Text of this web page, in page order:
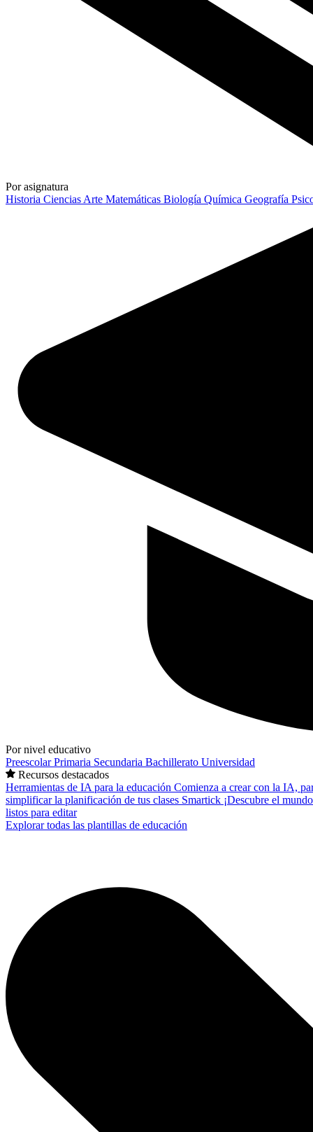
Por asignatura
Historia Ciencias Arte Matemáticas Biología Química Geografía
Por nivel educativo
PreescolarPrimaria Secundaria Bachillerato Universidad
Recursos destacados
Herramientas de IA para la educación Comienza a crear con la IA,
simplificar la planificación de tus clases Smartick ¡Descubre el
listos para editar
Explorar todas las plantillas de educación